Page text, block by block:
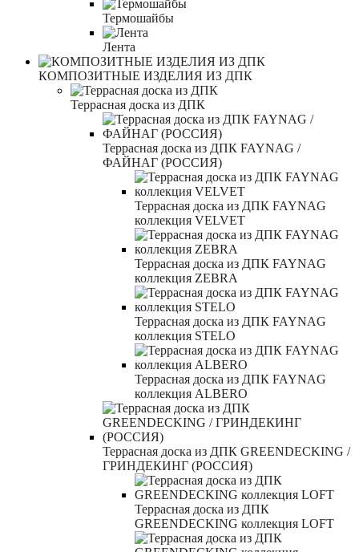
Термошайбы
Лента
КОМПОЗИТНЫЕ ИЗДЕЛИЯ ИЗ ДПК
Террасная доска из ДПК
Террасная доска из ДПК FAYNAG /
ФАЙНАГ (РОССИЯ)
Террасная доска из ДПК FAYNAG
коллекция VELVET
Террасная доска из ДПК FAYNAG
коллекция ZEBRA
Террасная доска из ДПК FAYNAG
коллекция STELO
Террасная доска из ДПК FAYNAG
коллекция ALBERO
Террасная доска из ДПК GREENDECKING /
ГРИНДЕКИНГ (РОССИЯ)
Террасная доска из ДПК
GREENDECKING коллекция LOFT